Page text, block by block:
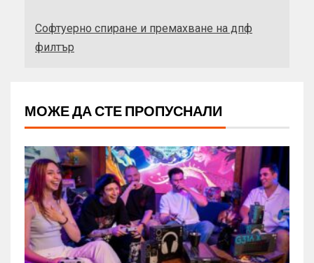
Софтуерно спиране и премахване на дпф
филтър
МОЖЕ ДА СТЕ ПРОПУСНАЛИ